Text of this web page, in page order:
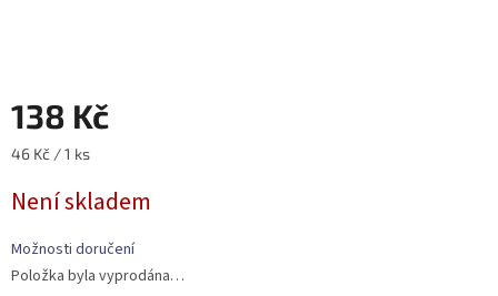
138 Kč
Měrná
46 Kč / 1 ks
Není skladem
Možnosti doručení
Položka byla vyprodána…